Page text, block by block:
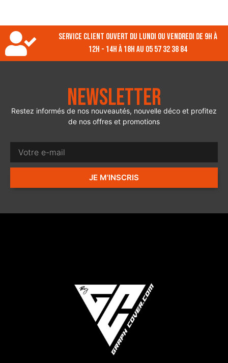
Service client ouvert du lundi ou vendredi de 9h à
12h - 14h à 18h au 05 57 32 38 84
Newsletter
Restez informés de nos nouveautés, nouvelle déco et profitez
de nos offres et promotions
JE M'INSCRIS